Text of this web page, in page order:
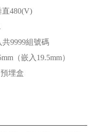
480(V)
9999組號碼
（嵌入19.5mm）
埋盒